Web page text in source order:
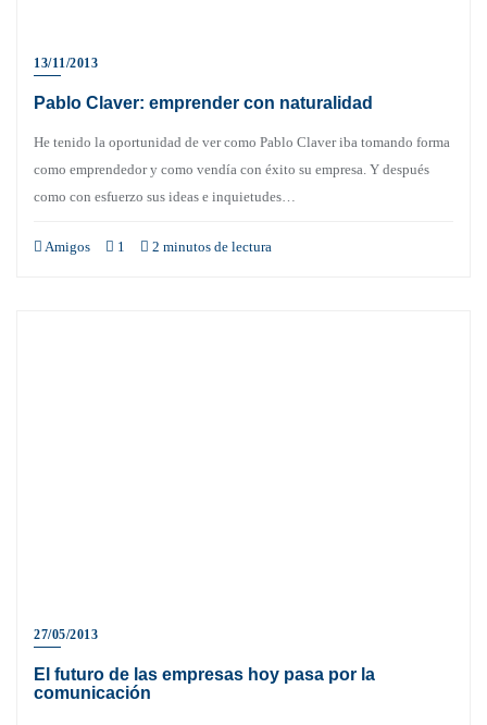
13/11/2013
Pablo Claver: emprender con naturalidad
He tenido la oportunidad de ver como Pablo Claver iba tomando forma
como emprendedor y como vendía con éxito su empresa. Y después
como con esfuerzo sus ideas e inquietudes…
Amigos 1 2 minutos de lectura
27/05/2013
El futuro de las empresas hoy pasa por la
comunicación